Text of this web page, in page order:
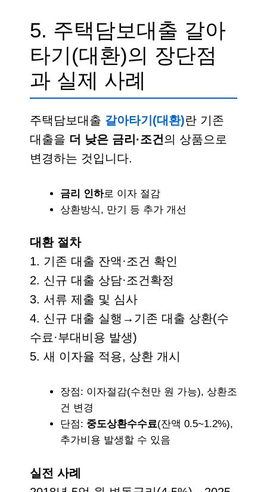
5. 주택담보대출 갈아
타기(대환)의 장단점
과 실제 사례
주택담보대출 갈아타기(대환)란 기존
대출을 더 낮은 금리·조건의 상품으로
변경하는 것입니다.
금리 인하로 이자 절감
상환방식, 만기 등 추가 개선
대환 절차
1. 기존 대출 잔액·조건 확인
2. 신규 대출 상담·조건확정
3. 서류 제출 및 심사
4. 신규 대출 실행→기존 대출 상환(수
수료·부대비용 발생)
5. 새 이자율 적용, 상환 개시
장점: 이자절감(수천만 원 가능), 상환조
건 변경
단점: 중도상환수수료(잔액 0.5~1.2%),
추가비용 발생할 수 있음
실전 사례